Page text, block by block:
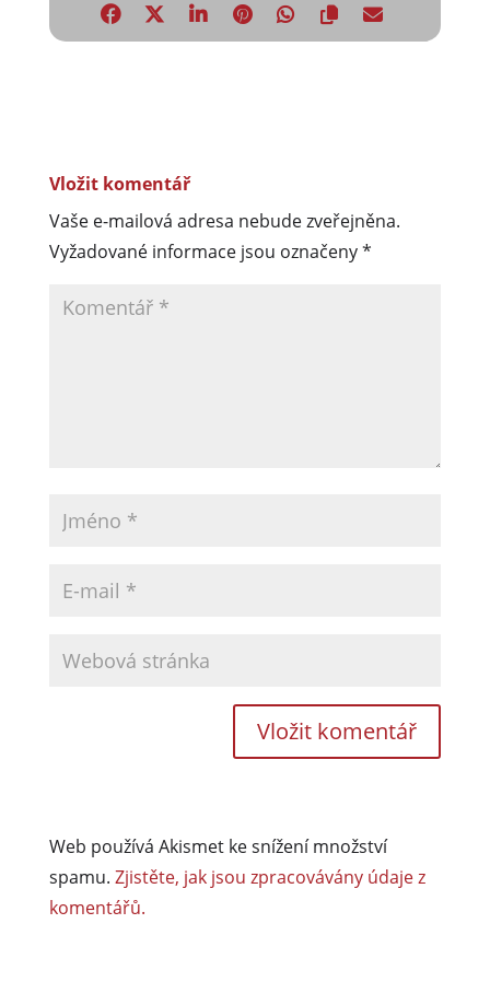
Vložit komentář
Vaše e-mailová adresa nebude zveřejněna.
Vyžadované informace jsou označeny*
Web používá Akismet ke snížení množství
spamu. Zjistěte, jak jsou zpracovávány údaje z
komentářů.